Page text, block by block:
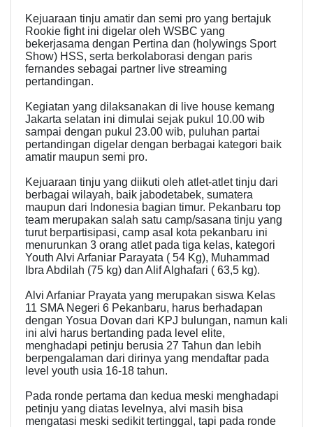
Kejuaraan tinju amatir dan semi pro yang bertajuk
Rookie fight ini digelar oleh WSBC yang
bekerjasama dengan Pertina dan (holywings Sport
Show) HSS, serta berkolaborasi dengan paris
fernandes sebagai partner live streaming
pertandingan.
Kegiatan yang dilaksanakan di live house kemang
Jakarta selatan ini dimulai sejak pukul 10.00 wib
sampai dengan pukul 23.00 wib, puluhan partai
pertandingan digelar dengan berbagai kategori baik
amatir maupun semi pro.
Kejuaraan tinju yang diikuti oleh atlet-atlet tinju dari
berbagai wilayah, baik jabodetabek, sumatera
maupun dari Indonesia bagian timur. Pekanbaru top
team merupakan salah satu camp/sasana tinju yang
turut berpartisipasi, camp asal kota pekanbaru ini
menurunkan 3 orang atlet pada tiga kelas, kategori
Youth Alvi Arfaniar Parayata ( 54 Kg), Muhammad
Ibra Abdilah (75 kg) dan Alif Alghafari ( 63,5 kg).
Alvi Arfaniar Prayata yang merupakan siswa Kelas
11 SMA Negeri 6 Pekanbaru, harus berhadapan
dengan Yosua Dovan dari KPJ bulungan, namun kali
ini alvi harus bertanding pada level elite,
menghadapi petinju berusia 27 Tahun dan lebih
berpengalaman dari dirinya yang mendaftar pada
level youth usia 16-18 tahun.
Pada ronde pertama dan kedua meski menghadapi
petinju yang diatas levelnya, alvi masih bisa
mengatasi meski sedikit tertinggal, tapi pada ronde